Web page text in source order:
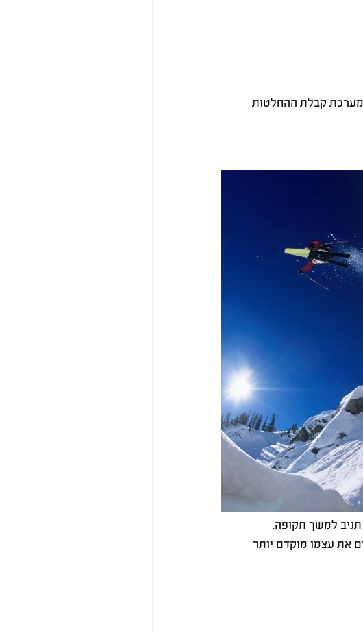
מערכת קבלת ההחלטות
למשך תקופה.
את עצמו מוקדם יותר